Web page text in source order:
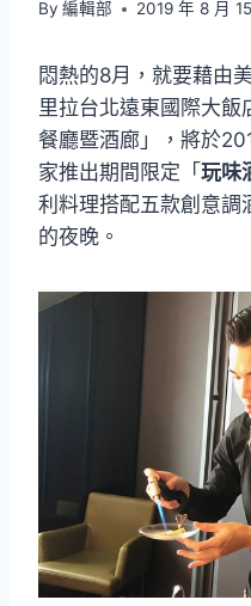
By 編輯部 2019 年 8 月
悶熱的8月，就要藉由
里拉台北遠東國際大飯
餐廳暨酒廊」，將於
家推出期間限定「 玩味
利料理搭配五款創意調
的夜晚。